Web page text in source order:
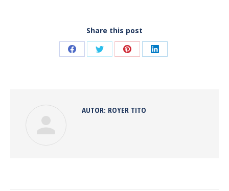
Share this post
Share Share Share Share
AUTOR: ROYER TITO